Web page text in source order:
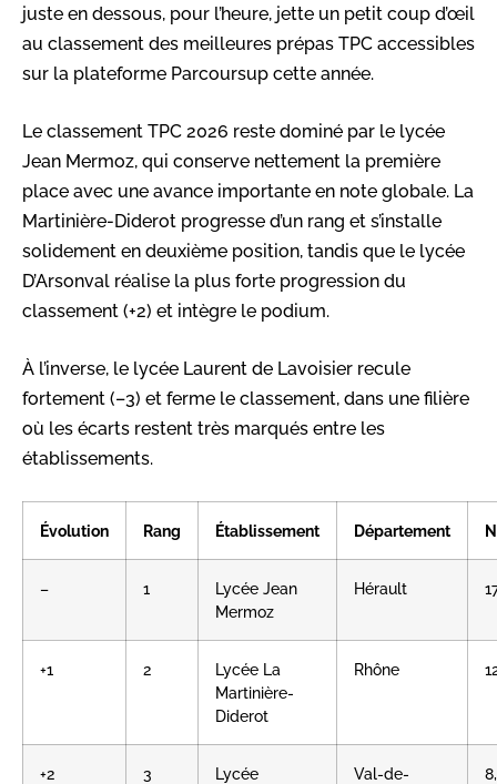
juste en dessous, pour l’heure, jette un petit coup d’œil
au classement des meilleures prépas TPC accessibles
sur la plateforme Parcoursup cette année.
Le classement TPC 2026 reste dominé par le lycée
Jean Mermoz, qui conserve nettement la première
place avec une avance importante en note globale. La
Martinière-Diderot progresse d’un rang et s’installe
solidement en deuxième position, tandis que le lycée
D’Arsonval réalise la plus forte progression du
classement (+2) et intègre le podium.
À l’inverse, le lycée Laurent de Lavoisier recule
fortement (–3) et ferme le classement, dans une filière
où les écarts restent très marqués entre les
établissements.
Évolution Rang Établissement Département
– 1
Lycée Jean
Mermoz
Hérault
+1 2
Lycée La
Martinière-
Diderot
Rhône
+2 3
Lycée
Val-de-